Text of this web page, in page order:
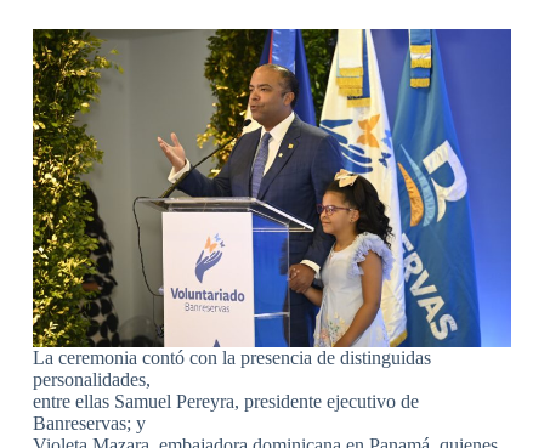
La ceremonia contó con la presencia de distinguidas
personalidades,
entre ellas Samuel Pereyra, presidente ejecutivo de
Banreservas; y